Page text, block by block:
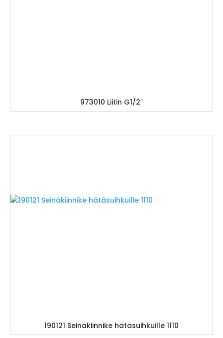
973010 Liitin G1/2″
190121 Seinäkiinnike hätäsuihkuille 1110